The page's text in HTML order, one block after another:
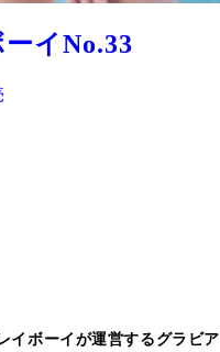
イNo.33
イボーイが運営するグラビア